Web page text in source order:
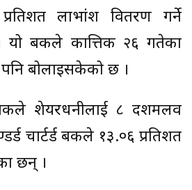
लाभांश वितरण गर्ने
यो बैंकले कात्तिक २६ गतेका
बोलाइसकेको छ ।
शेयरधनीलाई ८ दशमलव
चार्टर्ड बैंकले १३.०६ प्रतिशत
छन् ।